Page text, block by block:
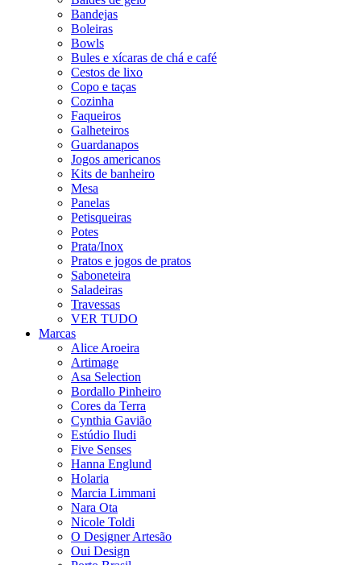
Bandejas
Boleiras
Bowls
Bules e xícaras de chá e café
Cestos de lixo
Copo e taças
Cozinha
Faqueiros
Galheteiros
Guardanapos
Jogos americanos
Kits de banheiro
Mesa
Panelas
Petisqueiras
Potes
Prata/Inox
Pratos e jogos de pratos
Saboneteira
Saladeiras
Travessas
VER TUDO
Marcas
Alice Aroeira
Artimage
Asa Selection
Bordallo Pinheiro
Cores da Terra
Cynthia Gavião
Estúdio Iludi
Five Senses
Hanna Englund
Holaria
Marcia Limmani
Nara Ota
Nicole Toldi
O Designer Artesão
Oui Design